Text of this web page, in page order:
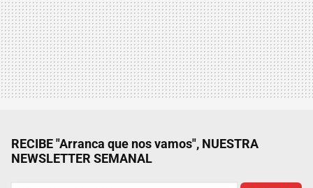
RECIBE "Arranca que nos vamos", NUESTRA
NEWSLETTER SEMANAL